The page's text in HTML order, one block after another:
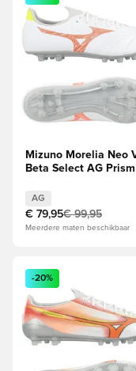
Mizuno Morelia Neo
Beta Select AG
AG
€ 79,95€ 99,95
Meerdere maten beschikbaar
Opent een venster
-20%